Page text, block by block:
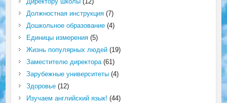
Должностная инструкция(7)
Дошкольное образование(4)
Единицы измерения(5)
Жизнь популярных людей(19)
Заместителю директора(61)
Зарубежные университеты(4)
Здоровье(12)
Изучаем английский язык! (44)